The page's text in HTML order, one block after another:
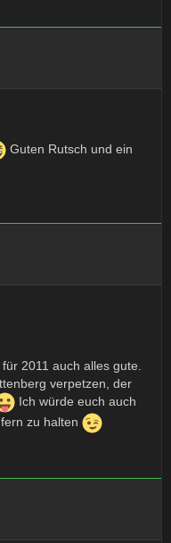
Guten Rutsch und ein
2011 auch alles gute.
verpetzen, der
Ich würde euch auch
zu halten